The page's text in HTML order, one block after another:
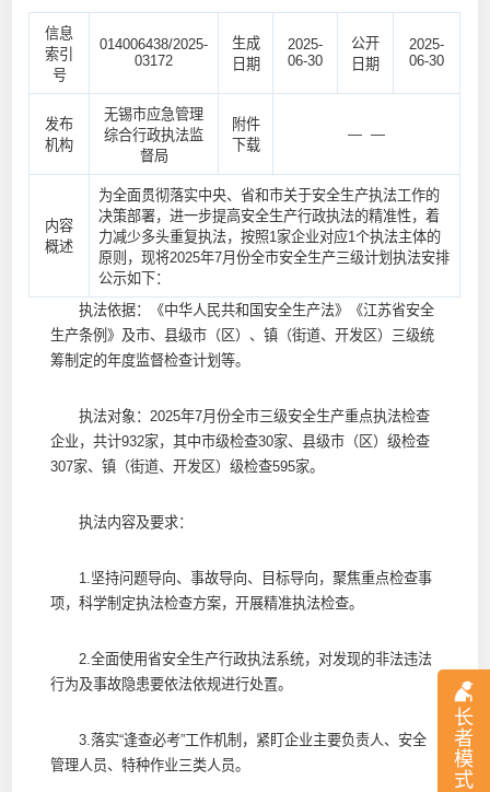
长
者
模
式
信息
索引
号
014006438/2025-
03172
生成
日期
2025-
06-30
公开
日期
2025-
06-30
发布
机构
无锡市应急管理
综合行政执法监
督局
附件
下载
— —
内容
概述
为全面贯彻落实中央、省和市关于安全生产执法工作的
决策部署，进一步提高安全生产行政执法的精准性，着
力减少多头重复执法，按照1家企业对应1个执法主体的
原则，现将2025年7月份全市安全生产三级计划执法安排
公示如下：
执法依据：《中华人民共和国安全生产法》《江苏省安全
生产条例》及市、县级市（区）、镇（街道、开发区）三级统
筹制定的年度监督检查计划等。
执法对象：2025年7月份全市三级安全生产重点执法检查
企业，共计932家，其中市级检查30家、县级市（区）级检查
307家、镇（街道、开发区）级检查595家。
执法内容及要求：
1.坚持问题导向、事故导向、目标导向，聚焦重点检查事
项，科学制定执法检查方案，开展精准执法检查。
2.全面使用省安全生产行政执法系统，对发现的非法违法
行为及事故隐患要依法依规进行处置。
3.落实“逢查必考”工作机制，紧盯企业主要负责人、安全
管理人员、特种作业三类人员。